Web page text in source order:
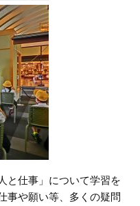
と仕事」について学習を
事や願い等、多くの疑問